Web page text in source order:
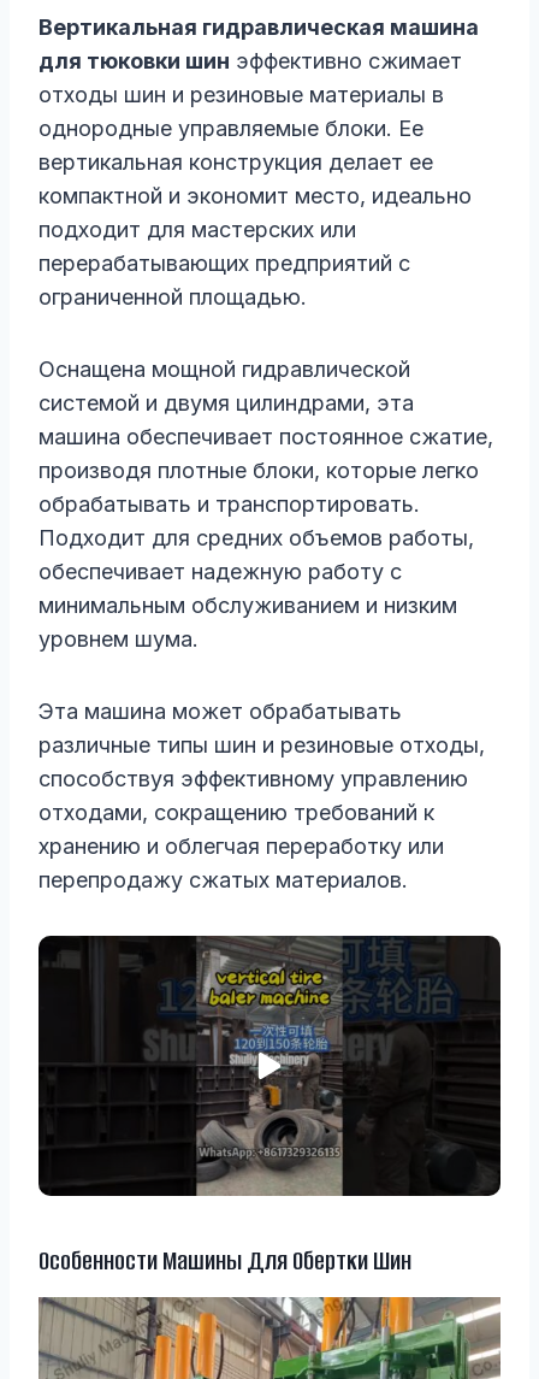
Вертикальная гидравлическая машина
для тюковки шин эффективно сжимает
отходы шин и резиновые материалы в
однородные управляемые блоки. Ее
вертикальная конструкция делает ее
компактной и экономит место, идеально
подходит для мастерских или
перерабатывающих предприятий с
ограниченной площадью.
Оснащена мощной гидравлической
системой и двумя цилиндрами, эта
машина обеспечивает постоянное сжатие,
производя плотные блоки, которые легко
обрабатывать и транспортировать.
Подходит для средних объемов работы,
обеспечивает надежную работу с
минимальным обслуживанием и низким
уровнем шума.
Эта машина может обрабатывать
различные типы шин и резиновые отходы,
способствуя эффективному управлению
отходами, сокращению требований к
хранению и облегчая переработку или
перепродажу сжатых материалов.
Особенности Машины Для Обертки Шин